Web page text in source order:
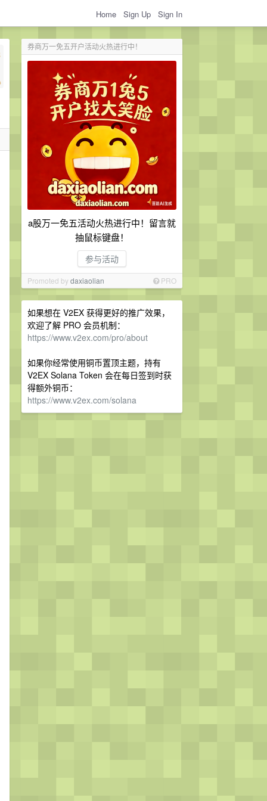
Home Sign Up Sign In
券商万一免五开户活动火热进行中！
a股万一免五活动火热进行中！留言就
抽鼠标键盘！
参与活动
Promoted bydaxiaolian PRO
如果想在 V2EX 获得更好的推广效果，
欢迎了解 PRO 会员机制：
https://www.v2ex.com/pro/about
如果你经常使用铜币置顶主题，持有
V2EX Solana Token 会在每日签到时获
得额外铜币：
https://www.v2ex.com/solana